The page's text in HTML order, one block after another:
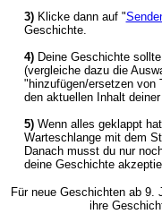
3)Klicke dann auf "
Geschichte.
4)Deine Geschichte
(vergleiche dazu die
"hinzufügen/ersetzen von
den aktuellen Inhalt
5)Wenn alles geklappt
Warteschlange mit dem
Danach musst du nur
deine Geschichte
Für neue Geschichten ab 9.
ihre